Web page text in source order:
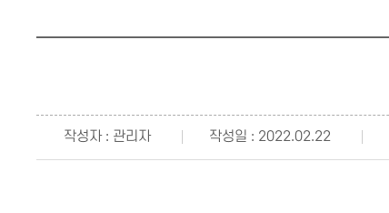
작성자 : 관리자 작성일 : 2022.02.22